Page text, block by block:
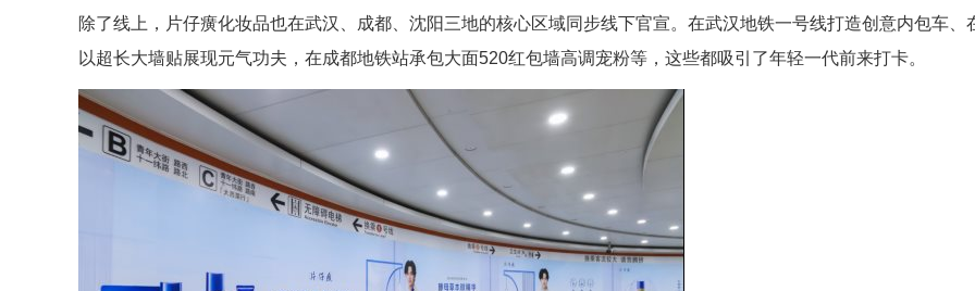
除了线上，片仔癀化妆品也在武汉、成都、沈阳三地的核心区域同步线下官宣。在武汉地铁一号线打造创意内包车、
以超长大墙贴展现元气功夫，在成都地铁站承包大面520红包墙高调宠粉等，这些都吸引了年轻一代前来打卡。